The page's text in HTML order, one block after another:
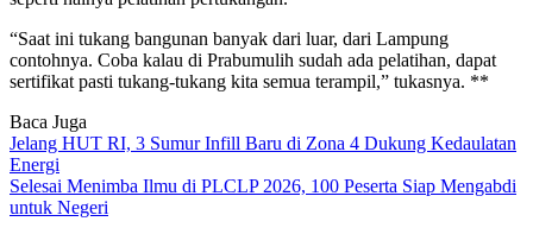
“Saat ini tukang bangunan banyak dari luar, dari Lampung
contohnya. Coba kalau di Prabumulih sudah ada pelatihan, dapat
sertifikat pasti tukang-tukang kita semua terampil,” tukasnya. **
Baca Juga
Jelang HUT RI, 3 Sumur Infill Baru di Zona 4 Dukung Kedaulatan
Energi
Selesai Menimba Ilmu di PLCLP 2026, 100 Peserta Siap Mengabdi
untuk Negeri